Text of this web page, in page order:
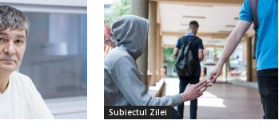
Subiectul Zilei